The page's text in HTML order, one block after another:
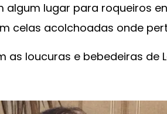
algum lugar para roqueiros
celas acolchoadas onde
as loucuras e bebedeiras de